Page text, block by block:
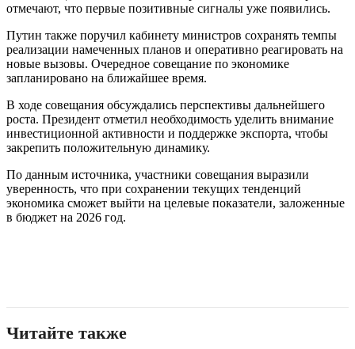
отмечают, что первые позитивные сигналы уже появились.
Путин также поручил кабинету министров сохранять темпы
реализации намеченных планов и оперативно реагировать на
новые вызовы. Очередное совещание по экономике
запланировано на ближайшее время.
В ходе совещания обсуждались перспективы дальнейшего
роста. Президент отметил необходимость уделить внимание
инвестиционной активности и поддержке экспорта, чтобы
закрепить положительную динамику.
По данным источника, участники совещания выразили
уверенность, что при сохранении текущих тенденций
экономика сможет выйти на целевые показатели, заложенные
в бюджет на 2026 год.
Читайте также